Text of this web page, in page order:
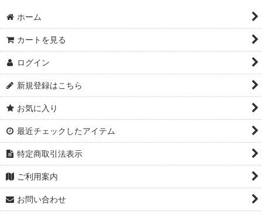
ホーム
カートを見る
ログイン
新規登録はこちら
お気に入り
最近チェックしたアイテム
特定商取引法表示
ご利用案内
お問い合わせ